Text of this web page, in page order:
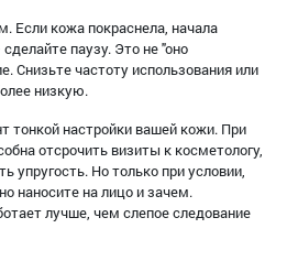
Если кожа покраснела, начала
паузу. Это не "оно
Снизьте частоту использования или
низкую.
тонкой настройки вашей кожи. При
отсрочить визиты к косметологу,
упругость. Но только при условии,
наносите на лицо и зачем.
лучше, чем слепое следование